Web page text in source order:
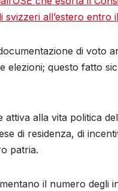
all’estero entro
di voto
elezioni; questo fatto
attiva alla vita politica
di residenza, di
patria.
il numero degli